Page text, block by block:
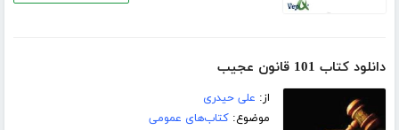
دانلود کتاب 101 قانون عجیب
از: علی حیدری
موضوع:کتاب‌های عمومی